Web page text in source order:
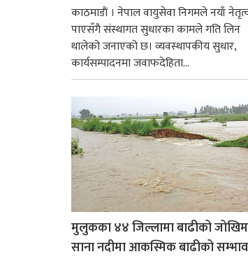
काठमाडाैं । नेपाल वायुसेवा निगमले नयाँ
पाएसँगै संस्थागत सुधारका कामले गति लिन
थालेको जनाएको छ। व्यवस्थापकीय सुधार,
कार्यसम्पादनमा जवाफदेहिता...
मुलुकका ४४ जिल्लामा बाढीको
साना नदीमा आकस्मिक बाढीको